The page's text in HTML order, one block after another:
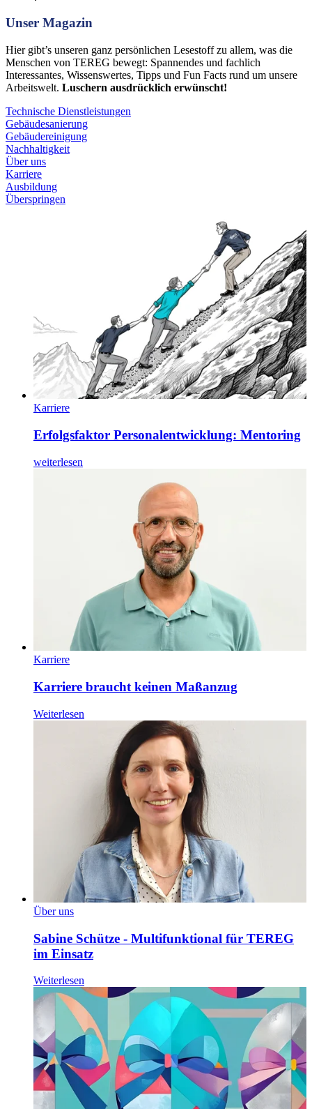
Unser Magazin
Hier gibt’s unseren ganz persönlichen Lesestoff zu allem, was die
Menschen von TEREG bewegt: Spannendes und fachlich
Interessantes, Wissenswertes, Tipps und Fun Facts rund um unsere
Arbeitswelt. Luschern ausdrücklich erwünscht!
Technische Dienstleistungen
Gebäudesanierung
Gebäudereinigung
Nachhaltigkeit
Über uns
Karriere
Ausbildung
Überspringen
Karriere
Erfolgsfaktor Personalentwicklung: Mentoring
weiterlesen
Karriere
Karriere braucht keinen Maßanzug
Weiterlesen
Über uns
Sabine Schütze - Multifunktional für TEREG
im Einsatz
Weiterlesen